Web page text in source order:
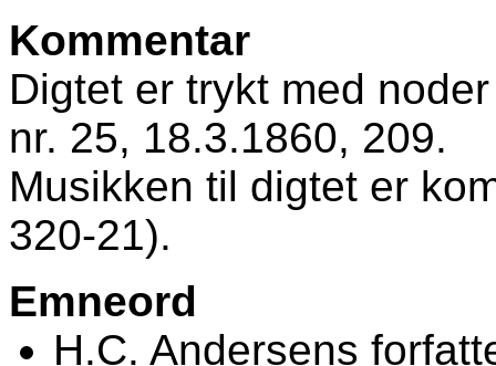
Kommentar
Digtet er trykt med
nr. 25, 18.3.1860, 209.
Musikken til digtet er
320-21).
Emneord
H.C. Andersens